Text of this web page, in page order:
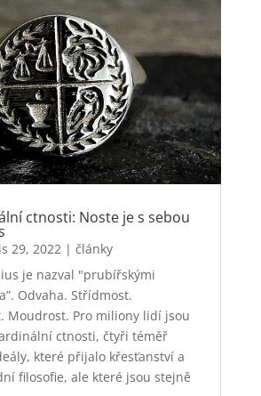
ctnosti: Noste je s sebou
29, 2022| články
je nazval "prubířskými
Odvaha. Střídmost.
Moudrost. Pro miliony lidí jsou
ctnosti, čtyři téměř
které přijalo křesťanství a
filosofie, ale které jsou stejně